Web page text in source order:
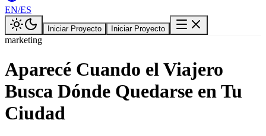
EN/ES
Iniciar Proyecto Iniciar Proyecto
marketing
Aparecé Cuando el Viajero
Busca Dónde Quedarse en Tu
Ciudad